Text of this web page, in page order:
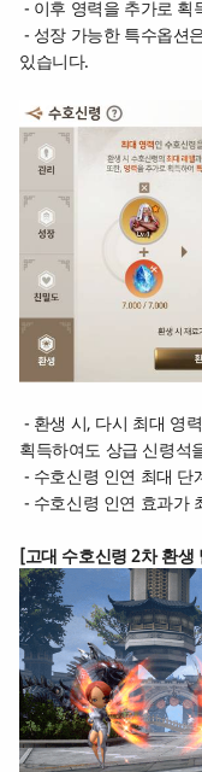
- 이후 영력을 추가로 획
- 성장 가능한 특수옵션
있습니다.
- 환생 시, 다시 최대 영
획득하여도 상급 신령석
- 수호신령 인연 최대 단
- 수호신령 인연 효과가
[고대 수호신령 2차 환생